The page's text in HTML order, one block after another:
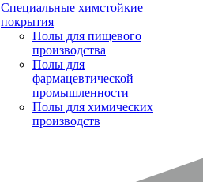
Специальные химстойкие
покрытия
Полы для пищевого
производства
Полы для
фармацевтической
промышленности
Полы для химических
производств